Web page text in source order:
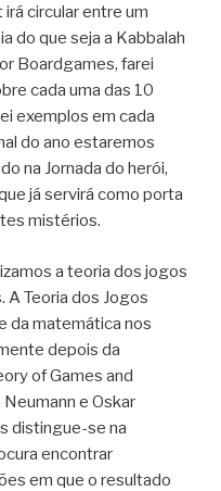
circular entre um
do que seja a Kabbalah
Boardgames, farei
cada uma das 10
exemplos em cada
do ano estaremos
na Jornada do herói,
já servirá como porta
mistérios.
a teoria dos jogos
A Teoria dos Jogos
da matemática nos
depois da
of Games and
e Oskar
distingue-se na
encontrar
em que o resultado